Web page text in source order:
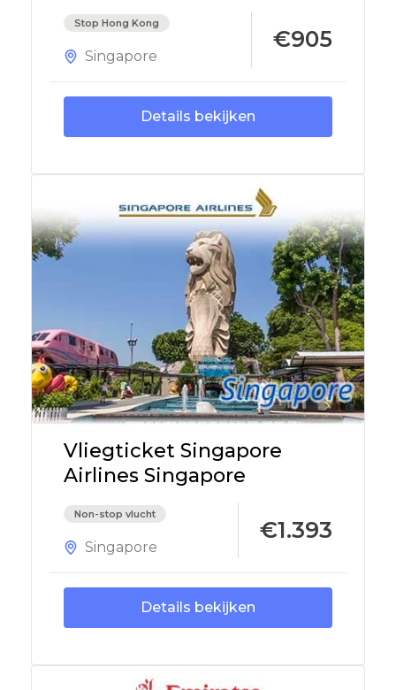
Stop Hong Kong
Singapore
€905
Details bekijken
Vliegticket Singapore
Airlines Singapore
Non-stop vlucht
Singapore
€1.393
Details bekijken